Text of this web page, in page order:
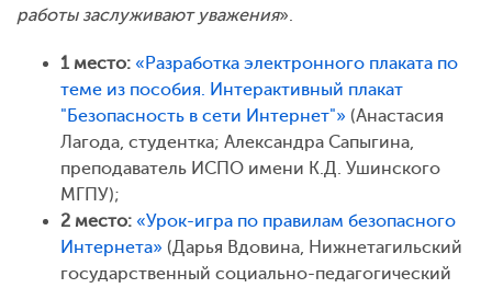
работы заслуживают уважения».
1 место: «Разработка электронного плаката по
теме из пособия. Интерактивный плакат
"Безопасность в сети Интернет"» (Анастасия
Лагода, студентка; Александра Сапыгина,
преподаватель ИСПО имени К.Д. Ушинского
МГПУ);
2 место: «Урок-игра по правилам безопасного
Интернета» (Дарья Вдовина, Нижнетагильский
государственный социально-педагогический